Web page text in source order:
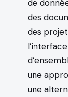
de
des
des
une
une